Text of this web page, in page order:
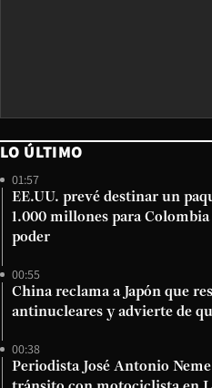
LO ÚLTIMO
01:57
EE.UU. prevé destinar un
1.000 millones para
poder
00:55
China reclama a Japón que
antinucleares y advierte de
00:38
Periodista José Antonio